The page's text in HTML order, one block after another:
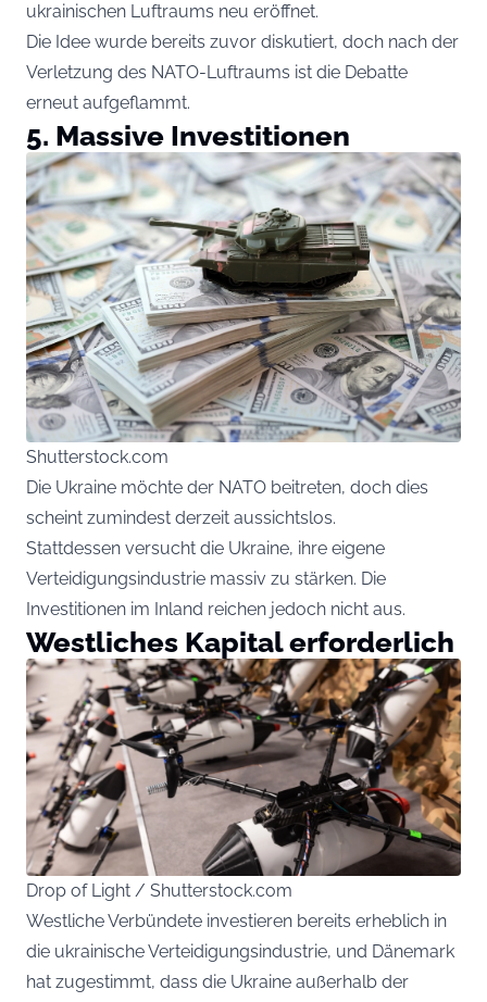
ukrainischen Luftraums neu eröffnet.
Die Idee wurde bereits zuvor diskutiert, doch nach der
Verletzung des NATO-Luftraums ist die Debatte
erneut aufgeflammt.
5. Massive Investitionen
Shutterstock.com
Die Ukraine möchte der NATO beitreten, doch dies
scheint zumindest derzeit aussichtslos.
Stattdessen versucht die Ukraine, ihre eigene
Verteidigungsindustrie massiv zu stärken. Die
Investitionen im Inland reichen jedoch nicht aus.
Westliches Kapital erforderlich
Drop of Light / Shutterstock.com
Westliche Verbündete investieren bereits erheblich in
die ukrainische Verteidigungsindustrie, und Dänemark
hat zugestimmt, dass die Ukraine außerhalb der